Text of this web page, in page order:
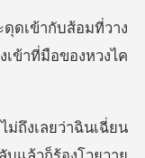
อมที่วาง
ยว่าฉินเฉี่ยน